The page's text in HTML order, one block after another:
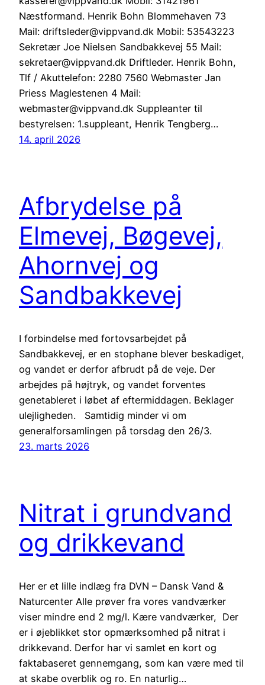
Næstformand. Henrik Bohn Blommehaven 73
Mail: driftsleder@vippvand.dk Mobil: 53543223
Sekretær Joe Nielsen Sandbakkevej 55 Mail:
sekretaer@vippvand.dk Driftleder. Henrik Bohn,
Tlf / Akuttelefon: 2280 7560 Webmaster Jan
Priess Maglestenen 4 Mail:
webmaster@vippvand.dk Suppleanter til
bestyrelsen: 1.suppleant, Henrik Tengberg…
14. april 2026
Afbrydelse på
Elmevej, Bøgevej,
Ahornvej og
Sandbakkevej
I forbindelse med fortovsarbejdet på
Sandbakkevej, er en stophane blever beskadiget,
og vandet er derfor afbrudt på de veje. Der
arbejdes på højtryk, og vandet forventes
genetableret i løbet af eftermiddagen. Beklager
ulejligheden. Samtidig minder vi om
generalforsamlingen på torsdag den 26/3.
23. marts 2026
Nitrat i grundvand
og drikkevand
Her er et lille indlæg fra DVN – Dansk Vand &
Naturcenter Alle prøver fra vores vandværker
viser mindre end 2 mg/l. Kære vandværker, Der
er i øjeblikket stor opmærksomhed på nitrat i
drikkevand. Derfor har vi samlet en kort og
faktabaseret gennemgang, som kan være med til
at skabe overblik og ro. En naturlig…